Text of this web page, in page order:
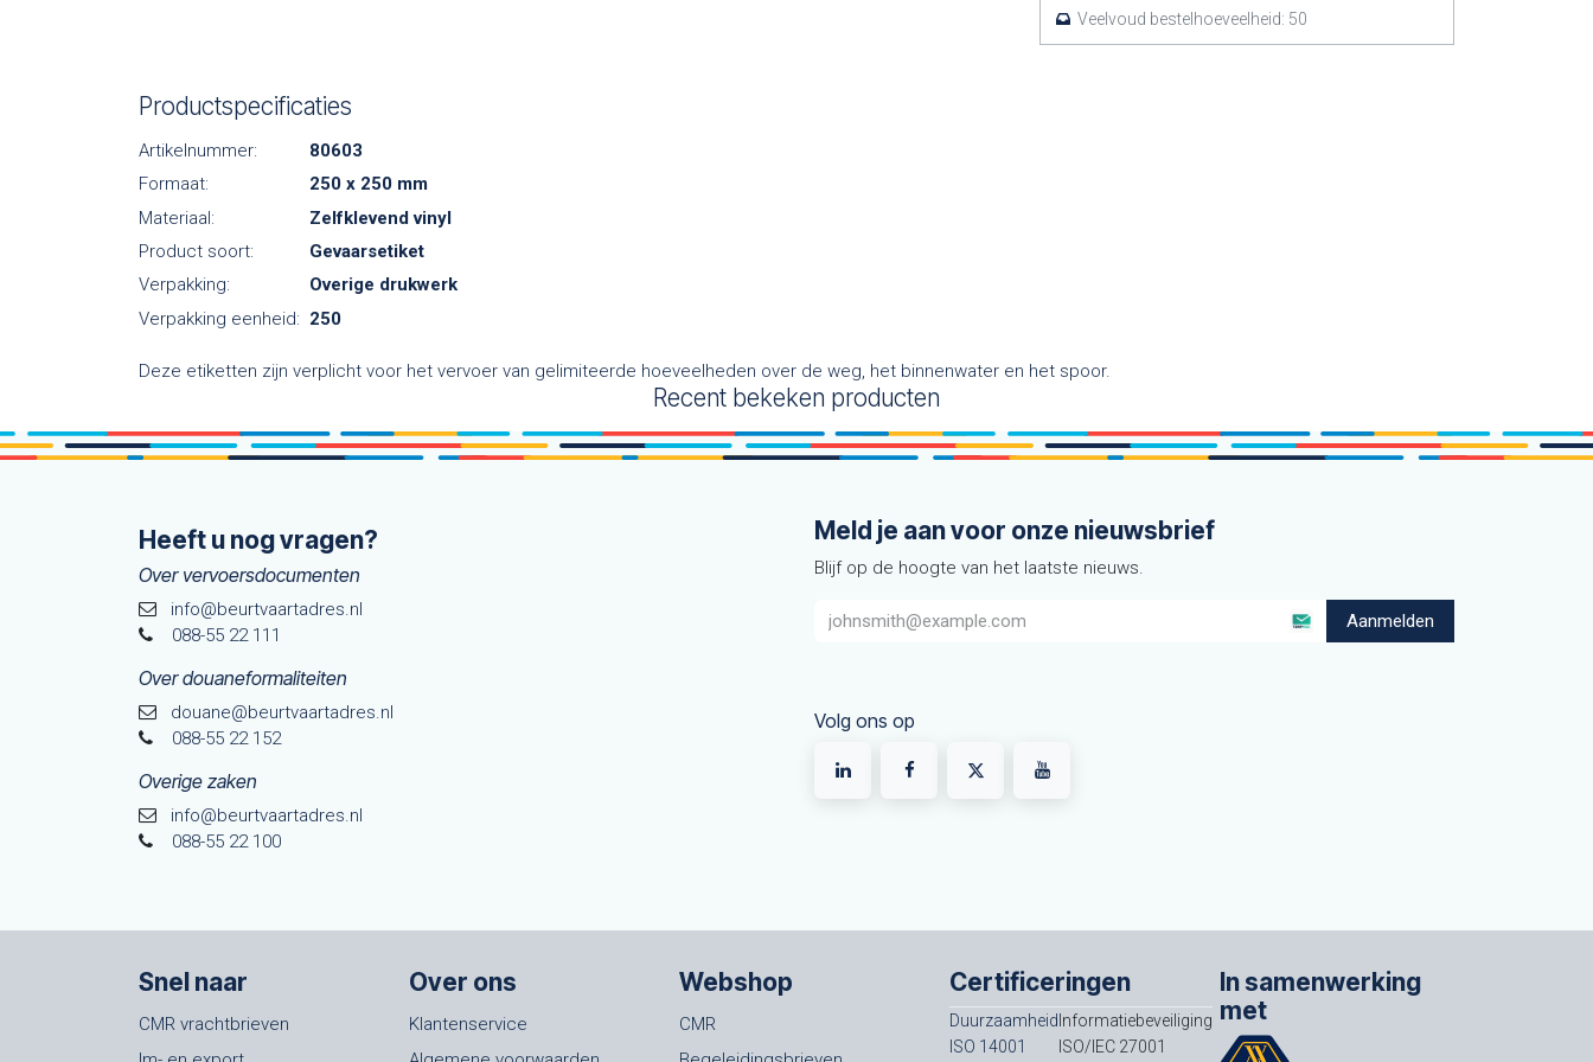
Veelvoud bestelhoeveelheid: 50
Productspecificaties
Artikelnummer:
80603
Formaat:
250 x 250 mm
Materiaal:
Zelfklevend vinyl
Product soort:
Gevaarsetiket
Verpakking:
Overige drukwerk
Verpakking eenheid: 250
Deze etiketten zijn verplicht voor het vervoer van gelimiteerde hoeveelheden over de weg, het binnenwater en het spoor.
Recent bekeken producten
Heeft u nog vragen?
Over vervoersdocumenten
info@beurtvaartadres.nl
088-55 22 111
Over douaneformaliteiten
douane@beurtvaarta​dres.nl
088-55 22 152
Overige zaken
info@beurtvaartadres.nl
088-55 22 100
Meld je aan voor onze nieuwsbrief
Blijf op de hoogte van het laatste nieuws.
Aanmelden
Volg ons op
Snel naar
CMR vrachtbrieven
Over ons
Klantenservice
Webshop
CMR
Certificeringen
Duurzaamheid
ISO 14001
Informatiebeveiliging
ISO/IEC 27001
In samenwerking
met